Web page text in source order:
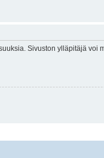
Sivuston ylläpitäjä